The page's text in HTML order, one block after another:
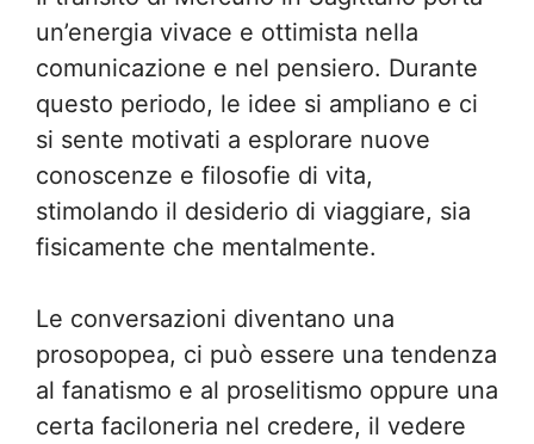
un’energia vivace e ottimista nella
comunicazione e nel pensiero. Durante
questo periodo, le idee si ampliano e ci
si sente motivati a esplorare nuove
conoscenze e filosofie di vita,
stimolando il desiderio di viaggiare, sia
fisicamente che mentalmente.
Le conversazioni diventano una
prosopopea, ci può essere una tendenza
al fanatismo e al proselitismo oppure una
certa faciloneria nel credere, il vedere